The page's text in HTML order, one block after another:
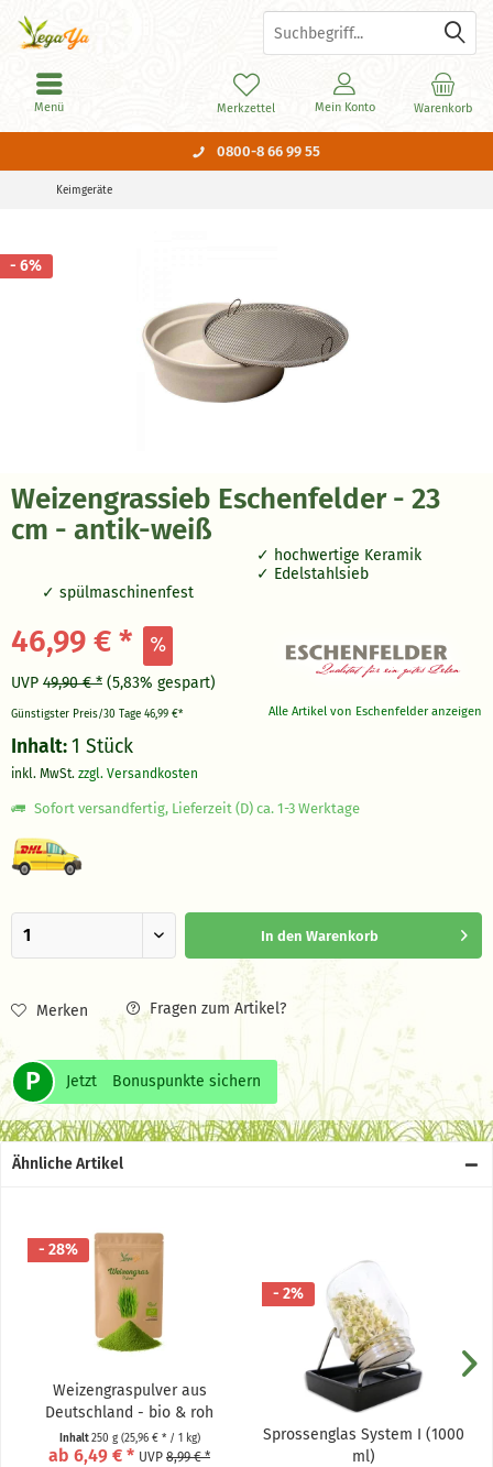
0800-8 66 99 55
Warenkorb
Merkzettel Mein Konto
Menü
Keimgeräte
- 6%
Weizengrassieb Eschenfelder - 23
cm - antik-weiß
hochwertige Keramik
Edelstahlsieb
spülmaschinenfest
Alle Artikel von Eschenfelder anzeigen
46,99 € *
UVP 49,90 € * (5,83% gespart)
Günstigster Preis/30 Tage 46,99 €*
Inhalt:1 Stück
inkl. MwSt. zzgl. Versandkosten
Sofort versandfertig, Lieferzeit (D) ca. 1-3 Werktage
In den Warenkorb
Merken Fragen zum Artikel?
P Jetzt Bonuspunkte sichern
Ähnliche Artikel
- 28%
Weizengraspulver aus
Deutschland - bio & roh
Inhalt250 g (25,96 € * / 1 kg)
ab 6,49 € * UVP 8,99 € *
- 2%
Sprossenglas System I (1000
ml)